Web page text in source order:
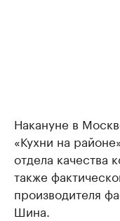
Накануне в
«Кухни на
отдела качества
также
производителя
Шина.